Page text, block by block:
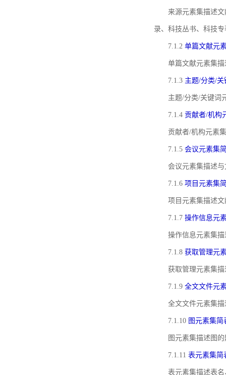
来源元素集描述
录、科技丛书、科技
7.1.2 单篇文献元
单篇文献元素集
7.1.3 主题/分类/
主题/分类/关键词
7.1.4 贡献者/机构
贡献者/机构元素
7.1.5 会议元素集
会议元素集描述
7.1.6 项目元素集
项目元素集描述
7.1.7 操作信息元
操作信息元素集
7.1.8 获取管理元
获取管理元素集
7.1.9 全文文件元
全文文件元素集
7.1.10 图元素集简
图元素集描述图
7.1.11 表元素集简
表元素集描述表